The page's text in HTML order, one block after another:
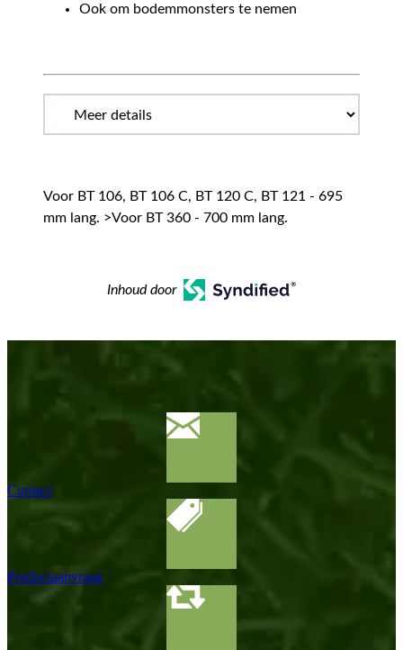
Ook om bodemmonsters te nemen
Voor BT 106, BT 106 C, BT 120 C, BT 121 - 695
mm lang. >Voor BT 360 - 700 mm lang.
Inhoud door
Contact
Productaanvraag